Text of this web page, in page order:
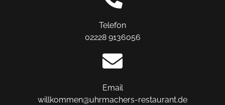
Telefon
02228 9136056
Email
willkommen@uhrmachers-restaurant.de